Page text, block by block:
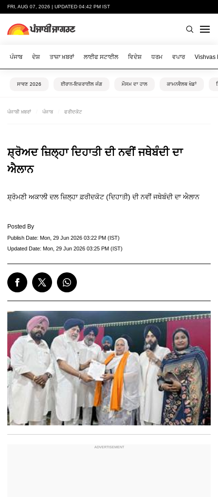
FRI, AUG 07, 2026 | UPDATED 04:42 PM IST
ਪੰਜਾਬ ਦੇਸ਼ ਤਾਜ਼ਾ ਖ਼ਬਰਾਂ ਲਾਈਫ ਸਟਾਈਲ ਵਿਦੇਸ਼ ਧਰਮ ਵਪਾਰ Vishvas
ਸਾਵਣ 2026 ਈਰਾਨ-ਇਜ਼ਰਾਈਲ ਜੰਗ ਮੌਸਮ ਦਾ ਹਾਲ ਕਾਮਨਵੈਲਥ ਖੇਡਾਂ
ਪੰਜਾਬੀ ਖ਼ਬਰਾਂ ਪੰਜਾਬ ਫਰੀਦਕੋਟ
ਸ਼੍ਰੋਅਦ ਜ਼ਿਲ੍ਹਾ ਦਿਹਾਤੀ ਦੀ ਨਵੀਂ ਜਥੇਬੰਦੀ ਦਾ
ਐਲਾਨ
ਸ਼੍ਰੋਮਣੀ ਅਕਾਲੀ ਦਲ ਜ਼ਿਲ੍ਹਾ ਫ਼ਰੀਦਕੋਟ (ਦਿਹਾਤੀ) ਦੀ ਨਵੀਂ ਜਥੇਬੰਦੀ ਦਾ ਐਲਾਨ
Posted By
Publish Date: Mon, 29 Jun 2026 03:22 PM (IST)
Updated Date: Mon, 29 Jun 2026 03:25 PM (IST)